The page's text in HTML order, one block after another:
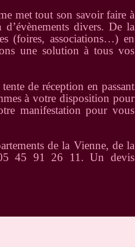
met tout son savoir faire à
divers. De la
(foires, associations…) en
une solution à tous vos
de réception en passant
à votre disposition pour
manifestation pour vous
de la Vienne, de la
05 45 91 26 11. Un devis